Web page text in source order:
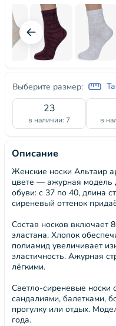
Выберите размер:
23
в наличии: 7 в
Описание
Женские носки Альтаир
цвете — ажурная модель
обуви: с 37 по 40, длина
сиреневый оттенок
Состав носков включает
эластана. Хлопок
полиамид увеличивает
эластичность. Ажурная
лёгкими.
Светло-сиреневые носки
сандалиями, балетками,
прогулку или отдых.
года.